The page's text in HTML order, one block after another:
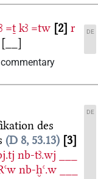
=ṯ kꜣ =tw 2 r
[__]
DE
des
D 8, 53.13
3
nb-tꜣ.wj
nb-ḫꜥ.w
DE